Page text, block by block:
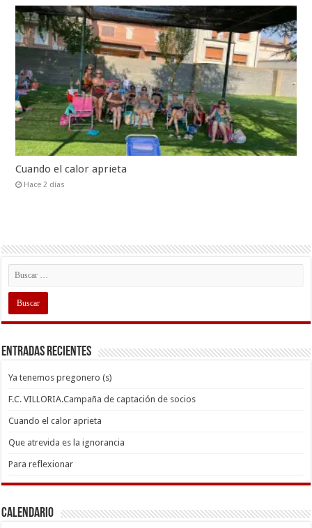
Cuando el calor aprieta
Hace 2 días
Entradas recientes
Ya tenemos pregonero (s)
F.C. VILLORIA.Campaña de captación de socios
Cuando el calor aprieta
Que atrevida es la ignorancia
Para reflexionar
Calendario